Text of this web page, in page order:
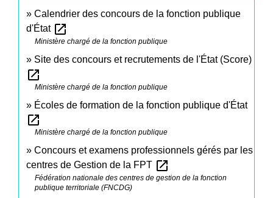
Calendrier des concours de la fonction publique
d'État open_in_new
Ministère chargé de la fonction publique
Site des concours et recrutements de l'État (Score)
open_in_new
Ministère chargé de la fonction publique
Écoles de formation de la fonction publique d'État
open_in_new
Ministère chargé de la fonction publique
Concours et examens professionnels gérés par les
centres de Gestion de la FPT open_in_new
Fédération nationale des centres de gestion de la fonction
publique territoriale (FNCDG)